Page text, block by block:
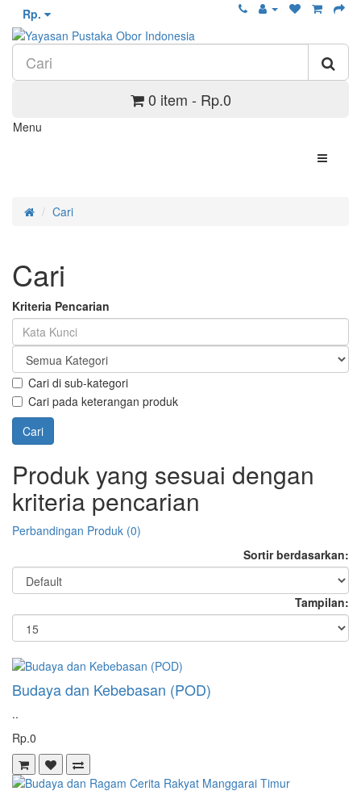
Rp.
0 item - Rp.0
Menu
Cari
Cari
Kriteria Pencarian
Cari di sub-kategori
Cari pada keterangan produk
Produk yang sesuai dengan
kriteria pencarian
Perbandingan Produk (0)
Sortir berdasarkan:
Tampilan:
Budaya dan Kebebasan (POD)
..
Rp.0